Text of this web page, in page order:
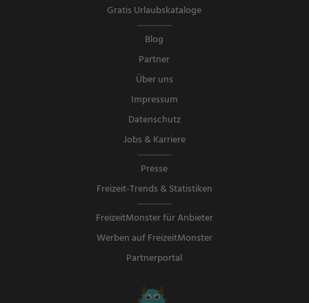
Gratis Urlaubskataloge
Blog
Partner
Über uns
Impressum
Datenschutz
Jobs & Karriere
Presse
Freizeit-Trends & Statistiken
FreizeitMonster für Anbieter
Werben auf FreizeitMonster
Partnerportal